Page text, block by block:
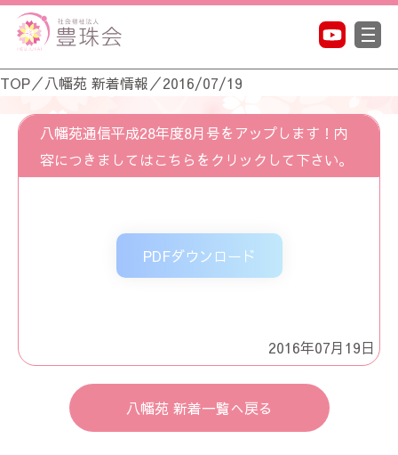
TOP／八幡苑 新着情報／2016/07/19
八幡苑通信平成28年度8月号をアップします！内
容につきましてはこちらをクリックして下さい。
PDFダウンロード
2016年07月19日
八幡苑 新着一覧へ戻る